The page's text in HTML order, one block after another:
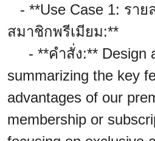
- **Use Case 1: ราย
สมาชิกพรีเมียม:**
- **คำสั่ง:** Design
summarizing the key
advantages of our
membership or